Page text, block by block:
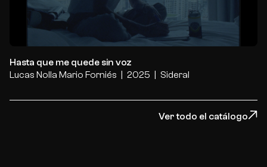
Hasta que me quede sin voz
Lucas Nolla Mario Forniés 2025 Sideral
Ver todo el catálogo